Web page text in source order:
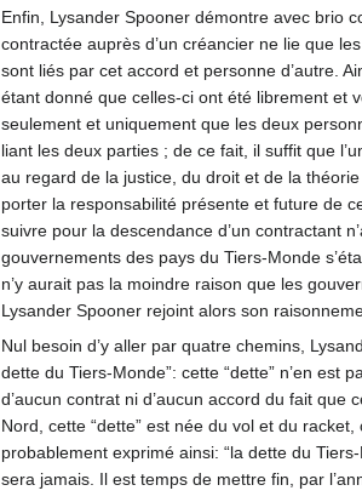
Enfin, Lysander Spooner démontre avec brio
contractée auprès d’un créancier ne lie que
sont liés par cet accord et personne d’autre.
étant donné que celles-ci ont été librement et
seulement et uniquement que les deux
liant les deux parties ; de ce fait, il suffit que
au regard de la justice, du droit et de la
porter la responsabilité présente et future de
suivre pour la descendance d’un contractant
gouvernements des pays du Tiers-Monde
n’y aurait pas la moindre raison que les
Lysander Spooner rejoint alors son
Nul besoin d’y aller par quatre chemins,
dette du Tiers-Monde”: cette “dette” n’en est
d’aucun contrat ni d’aucun accord du fait
Nord, cette “dette” est née du vol et du
probablement exprimé ainsi: “la dette du
sera jamais. Il est temps de mettre fin, par